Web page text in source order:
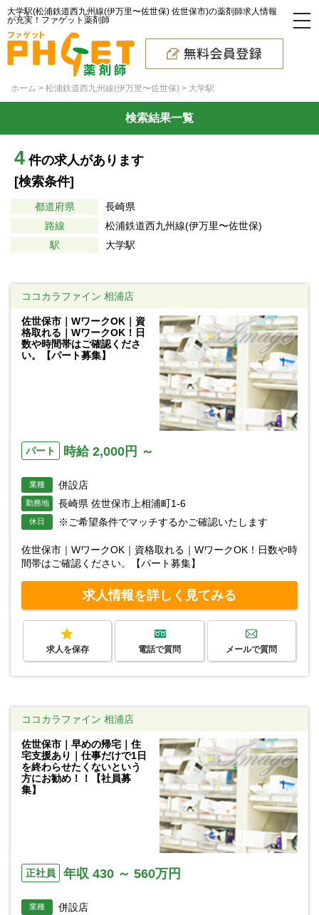
大学駅(松浦鉄道西九州線(伊万里〜佐世保) 佐世保市)の薬剤師求人情報
が充実！ファゲット薬剤師
ホーム 松浦鉄道西九州線(伊万里〜佐世保) 大学駅
検索結果一覧
4 件の求人があります
[検索条件]
都道府県
長崎県
路線
松浦鉄道西九州線(伊万里〜佐世保)
駅
大学駅
ココカラファイン 相浦店
佐世保市｜WワークOK｜資
格取れる｜WワークOK！日
数や時間帯はご確認くださ
い。【パート募集】
パート 時給 2,000円 ～
業種 併設店
勤務地 長崎県 佐世保市上相浦町1-6
休日 ※ご希望条件でマッチするかご確認いたします
佐世保市｜WワークOK｜資格取れる｜WワークOK！日数や時
間帯はご確認ください。【パート募集】
求人情報を詳しく見てみる
求人を保存 電話で質問 メールで質問
ココカラファイン 相浦店
佐世保市｜早めの帰宅｜住
宅支援あり｜仕事だけで1日
を終わらせたくないという
方にお勧め！！【社員募
集】
正社員 年収 430 ～ 560万円
業種 併設店